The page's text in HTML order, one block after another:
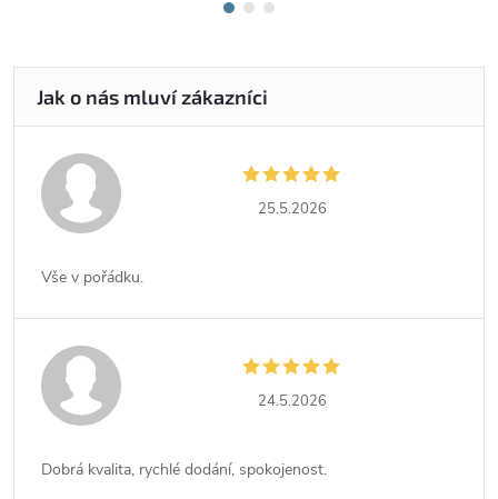
25.5.2026
Vše v pořádku.
24.5.2026
Dobrá kvalita, rychlé dodání, spokojenost.